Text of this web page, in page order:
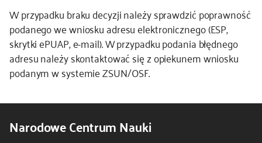
W przypadku braku decyzji należy sprawdzić poprawność
podanego we wniosku adresu elektronicznego (ESP,
skrytki ePUAP, e-mail). W przypadku podania błędnego
adresu należy skontaktować się z opiekunem wniosku
podanym w systemie ZSUN/OSF.
Narodowe Centrum Nauki